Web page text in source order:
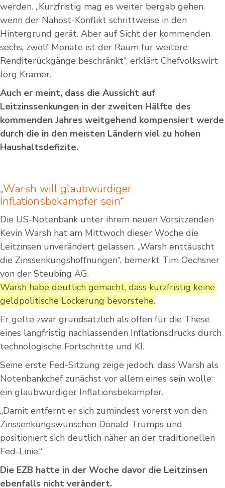
werden. „Kurzfristig mag es weiter bergab gehen,
wenn der Nahost-Konflikt schrittweise in den
Hintergrund gerät. Aber auf Sicht der kommenden
sechs, zwölf Monate ist der Raum für weitere
Renditerückgänge beschränkt“, erklärt Chefvolkswirt
Jörg Krämer.
Auch er meint, dass die Aussicht auf
Leitzinssenkungen in der zweiten Hälfte des
kommenden Jahres weitgehend kompensiert werde
durch die in den meisten Ländern viel zu hohen
Haushaltsdefizite.
„Warsh will glaubwürdiger
Inflationsbekämpfer sein“
Die US-Notenbank unter ihrem neuen Vorsitzenden
Kevin Warsh hat am Mittwoch dieser Woche die
Leitzinsen unverändert gelassen. „Warsh enttäuscht
die Zinssenkungshoffnungen“, bemerkt Tim Oechsner
von der Steubing AG.
Warsh habe deutlich gemacht, dass kurzfristig keine
geldpolitische Lockerung bevorstehe.
Er gelte zwar grundsätzlich als offen für die These
eines langfristig nachlassenden Inflationsdrucks durch
technologische Fortschritte und KI.
Seine erste Fed-Sitzung zeige jedoch, dass Warsh als
Notenbankchef zunächst vor allem eines sein wolle:
ein glaubwürdiger Inflationsbekämpfer.
„Damit entfernt er sich zumindest vorerst von den
Zinssenkungswünschen Donald Trumps und
positioniert sich deutlich näher an der traditionellen
Fed-Linie.“
Die EZB hatte in der Woche davor die Leitzinsen
ebenfalls nicht verändert.